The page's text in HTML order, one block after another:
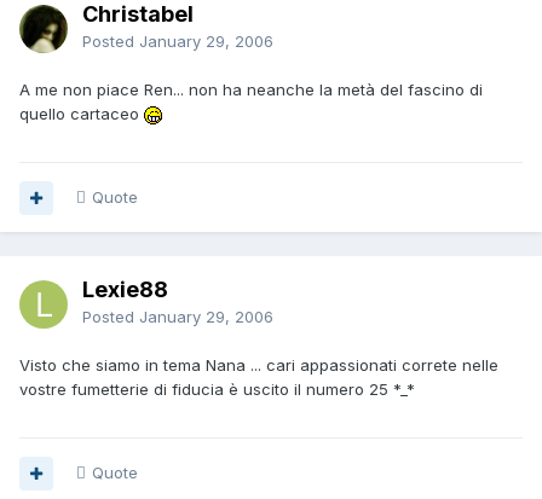
Christabel
Posted January 29, 2006
A me non piace Ren... non ha neanche la metà del fascino di
quello cartaceo
Quote
Lexie88
Posted January 29, 2006
Visto che siamo in tema Nana ... cari appassionati correte nelle
vostre fumetterie di fiducia è uscito il numero 25 *_*
Quote